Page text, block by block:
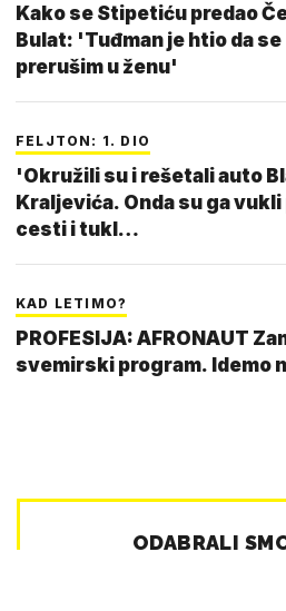
Kako se Stipetiću predao
Bulat: 'Tuđman je htio da se
prerušim u ženu'
FELJTON: 1. DIO
'Okružili su i rešetali auto
Kraljevića. Onda su ga vukli
cesti i tukl…
KAD LETIMO?
PROFESIJA: AFRONAUT
svemirski program. Idemo